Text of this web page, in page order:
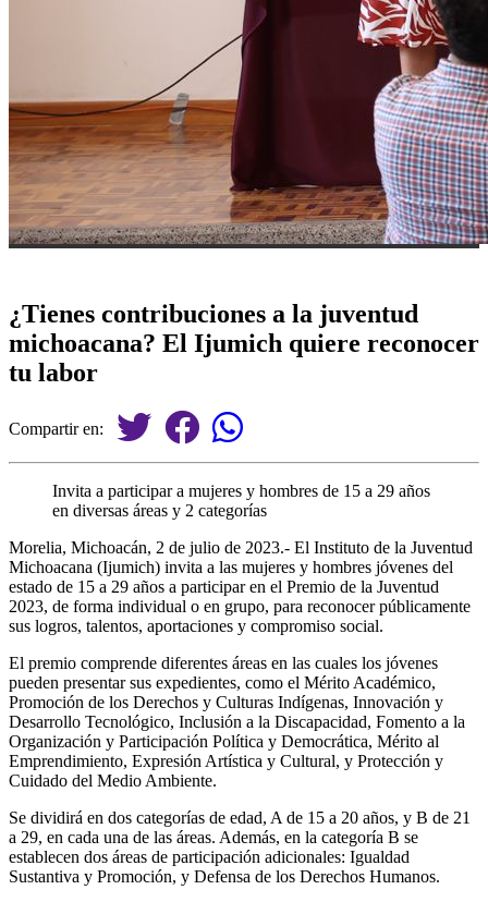
¿Tienes contribuciones a la juventud
michoacana? El Ijumich quiere reconocer
tu labor
Compartir en:
Invita a participar a mujeres y hombres de 15 a 29 años
en diversas áreas y 2 categorías
Morelia, Michoacán, 2 de julio de 2023.- El Instituto de la Juventud
Michoacana (Ijumich) invita a las mujeres y hombres jóvenes del
estado de 15 a 29 años a participar en el Premio de la Juventud
2023, de forma individual o en grupo, para reconocer públicamente
sus logros, talentos, aportaciones y compromiso social.
El premio comprende diferentes áreas en las cuales los jóvenes
pueden presentar sus expedientes, como el Mérito Académico,
Promoción de los Derechos y Culturas Indígenas, Innovación y
Desarrollo Tecnológico, Inclusión a la Discapacidad, Fomento a la
Organización y Participación Política y Democrática, Mérito al
Emprendimiento, Expresión Artística y Cultural, y Protección y
Cuidado del Medio Ambiente.
Se dividirá en dos categorías de edad, A de 15 a 20 años, y B de 21
a 29, en cada una de las áreas. Además, en la categoría B se
establecen dos áreas de participación adicionales: Igualdad
Sustantiva y Promoción, y Defensa de los Derechos Humanos.